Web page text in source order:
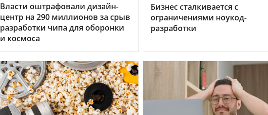
Власти оштрафовали дизайн-
центр на 290 миллионов за срыв
разработки чипа для оборонки
и космоса
Бизнес сталкивается с
ограничениями ноукод-
разработки